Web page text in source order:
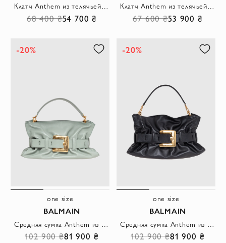
Клатч Anthem из телячьей кожи черного цвета
68 400 ₴54 700 ₴
Клатч Anthem из телячьей кожи светло-зеленого цвета
67 600 ₴53 900 ₴
-20%
one size
BALMAIN
102 900 ₴81 900 ₴
-20%
one size
BALMAIN
102 900 ₴81 900 ₴